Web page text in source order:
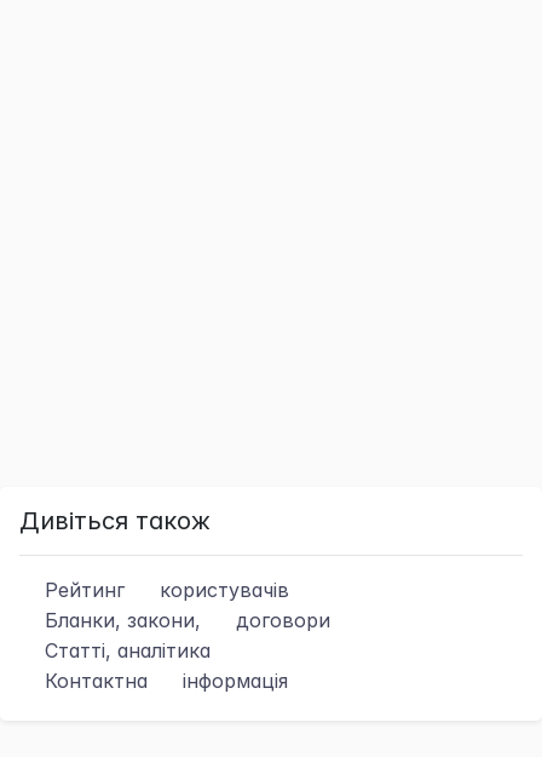
Дивіться також
Рейтинг
користувачів
Бланки, закони,
договори
Статті, аналітика
Контактна
інформація